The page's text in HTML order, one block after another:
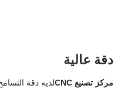
دقة عالية
مركز تصنيع CNC